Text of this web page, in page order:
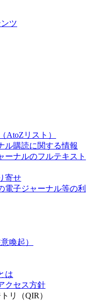
ツ
AtoZリスト）
ル購読に関する情報
ーナルのフルテキスト
寄せ
電子ジャーナル等の利
喚起）
は
クセス方針
リ（QIR）